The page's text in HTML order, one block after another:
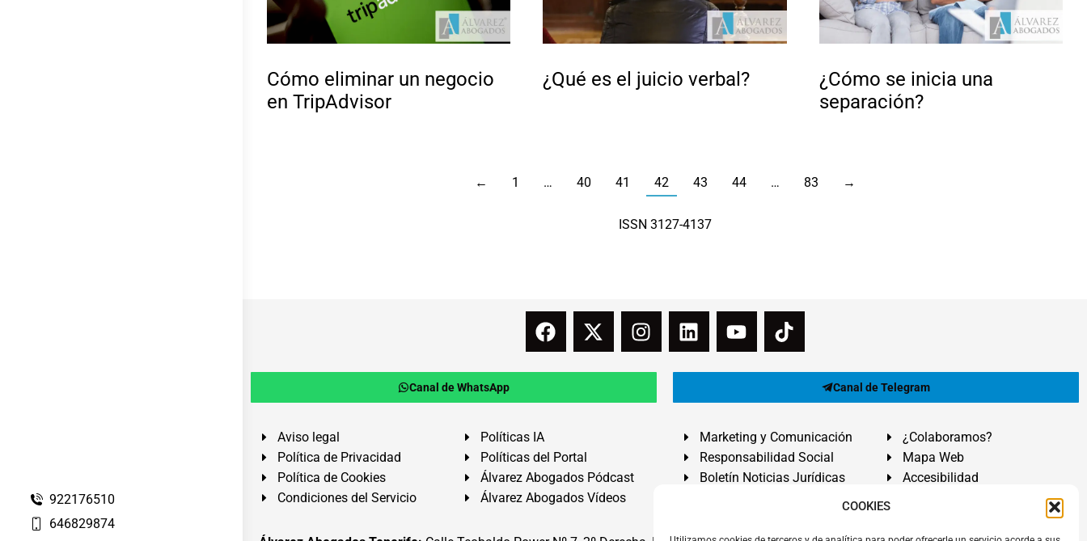
COOKIES
922176510
646829874
Cómo eliminar un negocio
en TripAdvisor
¿Qué es el juicio verbal?
¿Cómo se inicia una
separación?
← 1 … 40 41 42 43 44 … 83 →
ISSN 3127-4137
Canal de WhatsApp Canal de Telegram
Aviso legal
Política de Privacidad
Política de Cookies
Condiciones del Servicio
Políticas IA
Políticas del Portal
Álvarez Abogados Pódcast
Álvarez Abogados Vídeos
Marketing y Comunicación
Responsabilidad Social
Boletín Noticias Jurídicas
¿Colaboramos?
Mapa Web
Accesibilidad